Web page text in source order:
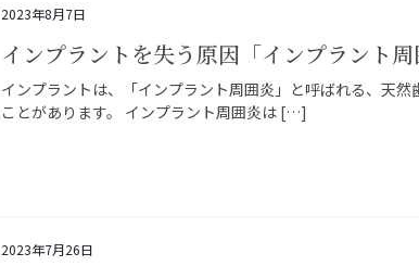
2023年8月7日
インプラントを失う原因「インプラント
インプラントは、「インプラント周囲炎」と呼ばれる、天
ことがあります。 インプラント周囲炎は […]
2023年7月26日